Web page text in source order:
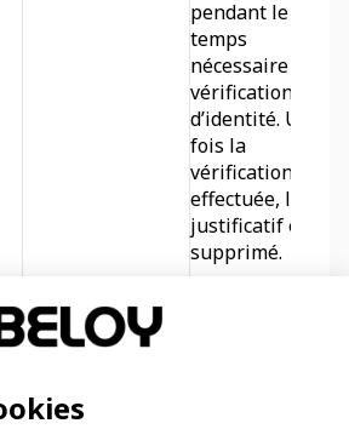
pendant le
temps
nécessaire à la
vérification
d’identité. Une
fois la
vérification
effectuée, le
justificatif est
supprimé.